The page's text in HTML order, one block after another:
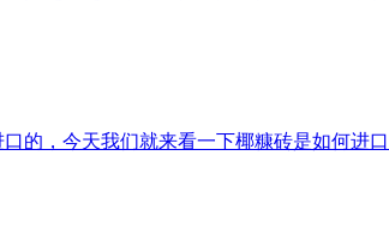
的，今天我们就来看一下椰糠砖是如何进口